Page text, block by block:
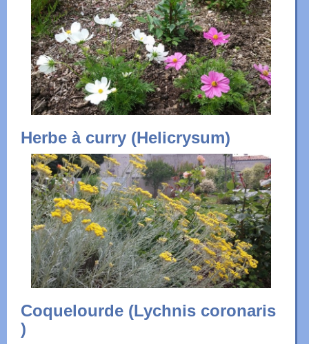
Herbe à curry (Helicrysum)
Coquelourde (Lychnis coronaris
)